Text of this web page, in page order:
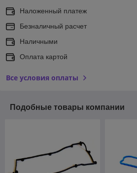
Наложенный платеж
Безналичный расчет
Наличными
Оплата картой
Все условия оплаты
Подобные товары компании